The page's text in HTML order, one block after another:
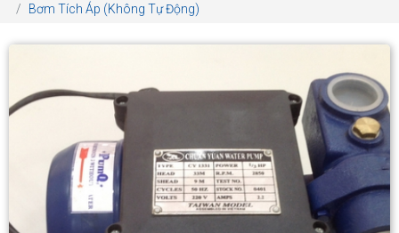
Bơm Tích Áp (Không Tự Động)